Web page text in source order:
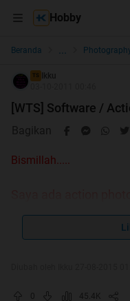
Hobby
Beranda ...
TS
Ikku
[WTS] Software /
Bagikan
Bismillah.....
pekerjaan untuk
45.4K